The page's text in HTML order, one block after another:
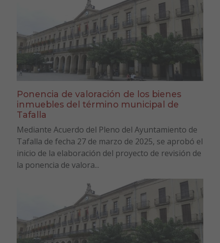
Ponencia de valoración de los bienes
inmuebles del término municipal de
Tafalla
Mediante Acuerdo del Pleno del Ayuntamiento de
Tafalla de fecha 27 de marzo de 2025, se aprobó el
inicio de la elaboración del proyecto de revisión de
la ponencia de valora...